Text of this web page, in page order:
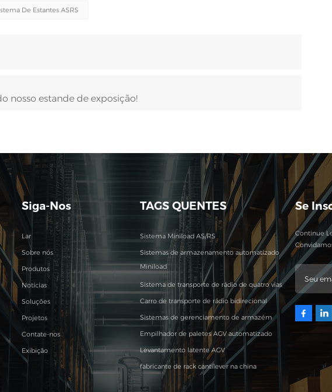
De Estantes ASRS
nosso estande de exposição!
Siga-Nos
Lar
Sobre nós
Produtos
Notícias
Soluções
Projetos
Contate-nos
Exibição
TAGS QUENTES
Sistema Miniload AS/RS
Sistemas de armazenamento automatizado
Miniload
Sistema de transporte de rádio de quatro vias
Carro de transporte de rádio bidirecional
Sistemas de gerenciamento de armazém
Empilhador de paletes AGV automatizado
Levantamento latente AGV
fabricante de rack cantilever na china
Se
Continue